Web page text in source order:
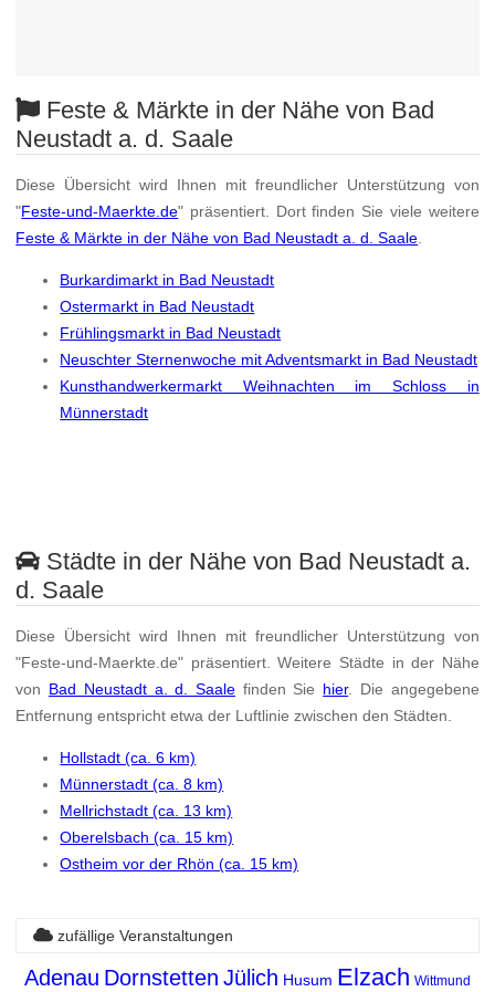
Feste & Märkte in der Nähe von Bad
Neustadt a. d. Saale
Diese Übersicht wird Ihnen mit freundlicher Unterstützung von
"Feste-und-Maerkte.de" präsentiert. Dort finden Sie viele weitere
Feste & Märkte in der Nähe von Bad Neustadt a. d. Saale
Burkardimarkt in Bad Neustadt
Ostermarkt in Bad Neustadt
Frühlingsmarkt in Bad Neustadt
Neuschter Sternenwoche mit Adventsmarkt in Bad Neustadt
Kunsthandwerkermarkt Weihnachten im Schloss in
Münnerstadt
Städte in der Nähe von Bad Neustadt a.
d. Saale
Diese Übersicht wird Ihnen mit freundlicher Unterstützung von
"Feste-und-Maerkte.de" präsentiert. Weitere Städte in der Nähe
von Bad Neustadt a. d. Saale finden Sie hier. Die angegebene
Entfernung entspricht etwa der Luftlinie zwischen den Städten.
Hollstadt (ca. 6 km)
Münnerstadt (ca. 8 km)
Mellrichstadt (ca. 13 km)
Oberelsbach (ca. 15 km)
Ostheim vor der Rhön (ca. 15 km)
zufällige Veranstaltungen
Adenau Dornstetten Jülich Husum Elzach Wittmund